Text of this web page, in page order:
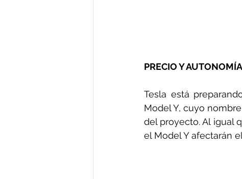
PRECIO Y
Tesla está
Model Y, cuyo
del proyecto. Al igual
el Model Y afectarán